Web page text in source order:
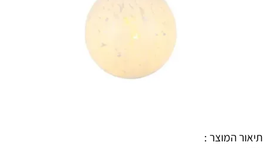
תיאור המוצר :